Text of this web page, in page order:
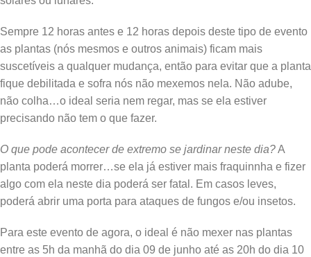
Sempre 12 horas antes e 12 horas depois deste tipo de evento
as plantas (nós mesmos e outros animais) ficam mais
suscetíveis a qualquer mudança, então para evitar que a planta
fique debilitada e sofra nós não mexemos nela. Não adube,
não colha…o ideal seria nem regar, mas se ela estiver
precisando não tem o que fazer.
O que pode acontecer de extremo se jardinar neste dia?A
planta poderá morrer…se ela já estiver mais fraquinnha e fizer
algo com ela neste dia poderá ser fatal. Em casos leves,
poderá abrir uma porta para ataques de fungos e/ou insetos.
Para este evento de agora, o ideal é não mexer nas plantas
entre as 5h da manhã do dia 09 de junho até as 20h do dia 10